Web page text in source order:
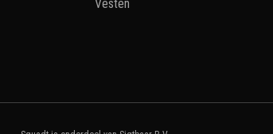
Vesten